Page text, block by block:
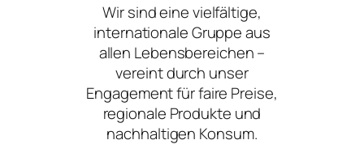
Wir sind einevielfältige,
internationale Gruppeaus
allen Lebensbereichen –
vereint durch unser
Engagement fürfaire Preise,
regionale Produkte und
nachhaltigen Konsum.